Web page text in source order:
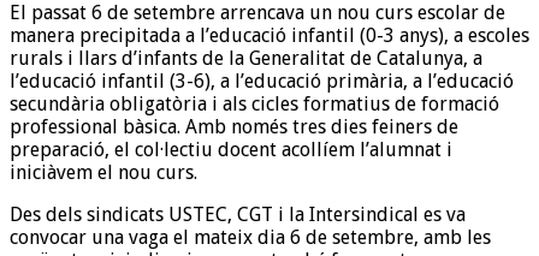
El passat 6 de setembre arrencava un nou curs escolar de
manera precipitada a l’educació infantil (0-3 anys), a escoles
rurals i llars d’infants de la Generalitat de Catalunya, a
l’educació infantil (3-6), a l’educació primària, a l’educació
secundària obligatòria i als cicles formatius de formació
professional bàsica. Amb només tres dies feiners de
preparació, el col·lectiu docent acollíem l’alumnat i
iniciàvem el nou curs.
Des dels sindicats USTEC, CGT i la Intersindical es va
convocar una vaga el mateix dia 6 de setembre, amb les